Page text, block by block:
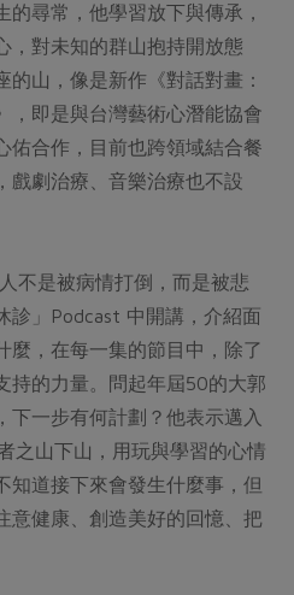
尋常，他學習放下與傳承，
，對未知的群山抱持開放態
的山，像是新作《對話對畫：
，即是與台灣藝術心潛能協會
佑合作，目前也跨領域結合餐
戲劇治療、音樂治療也不設
不是被病情打倒，而是被悲
診」Podcast 中開講，介紹面
麼，在每一集的節目中，除了
持的力量。問起年屆50的大郭
下一步有何計劃？他表示邁入
之山下山，用玩與學習的心情
知道接下來會發生什麼事，但
意健康、創造美好的回憶、把